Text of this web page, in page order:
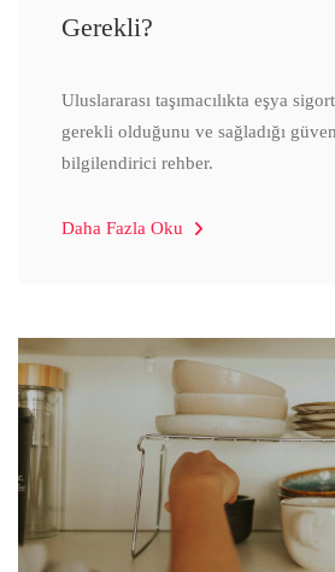
Gerekli?
Uluslararası taşımacılıkta eşya
gerekli olduğunu ve sağladığı
bilgilendirici rehber.
Daha Fazla Oku